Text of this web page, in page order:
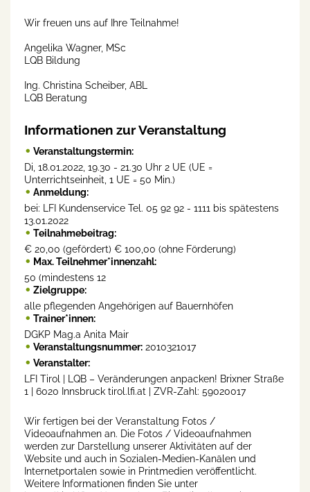
Wir freuen uns auf Ihre Teilnahme!
Angelika Wagner, MSc
LQB Bildung
Ing. Christina Scheiber, ABL
LQB Beratung
Informationen zur Veranstaltung
Veranstaltungstermin:
Di, 18.01.2022, 19.30 - 21.30 Uhr 2 UE (UE =
Unterrichtseinheit, 1 UE = 50 Min.)
Anmeldung:
bei: LFI Kundenservice Tel. 05 92 92 - 1111 bis spätestens
13.01.2022
Teilnahmebeitrag:
€ 20,00 (gefördert) € 100,00 (ohne Förderung)
Max. Teilnehmer*innenzahl:
50 (mindestens 12
Zielgruppe:
alle pflegenden Angehörigen auf Bauernhöfen
Trainer*innen:
DGKP Mag.a Anita Mair
Veranstaltungsnummer: 2010321017
Veranstalter:
LFI Tirol | LQB – Veränderungen anpacken! Brixner Straße
1 | 6020 Innsbruck tirol.lfi.at | ZVR-Zahl: 59020017
Wir fertigen bei der Veranstaltung Fotos /
Videoaufnahmen an. Die Fotos / Videoaufnahmen
werden zur Darstellung unserer Aktivitäten auf der
Website und auch in Sozialen-Medien-Kanälen und
Internetportalen sowie in Printmedien veröffentlicht.
Weitere Informationen finden Sie unter